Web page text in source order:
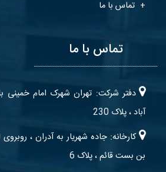
تماس با ما
تماس با ما
دفتر شرکت: تهران شهرک امام خمینی
آباد ، پلاک 230
کارخانه: جاده شهریار به آدران ،
بن بست قائم ، پلاک 6